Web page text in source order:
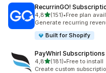
RecurrinGO!
4,8na 5 gwiazdek
(151)
Łączna liczba recenzji:
•Free plan
Generate recurring
Built for Shopify
PayWhirl Subscriptions
4,8na 5 gwiazdek
(181)
Łączna liczba recenzji: 181
•Free to install
Create custom